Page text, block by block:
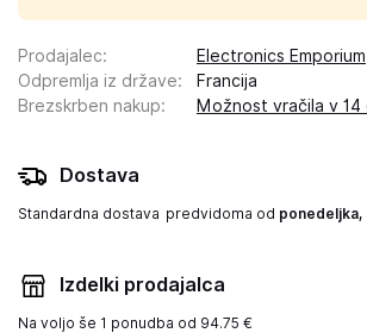
Prodajalec:
Electronics Emporium
Odpremlja iz države:
Francija
Brezskrben nakup: Možnost vračila v 14
Dostava
Standardna dostava predvidoma od ponedeljka,
Izdelki prodajalca
Na voljo še 1 ponudba od 94.75 €